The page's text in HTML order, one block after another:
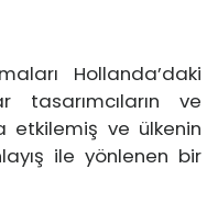
Hollanda’daki
tasarımcıların ve
etkilemiş ve ülkenin
ile yönlenen bir